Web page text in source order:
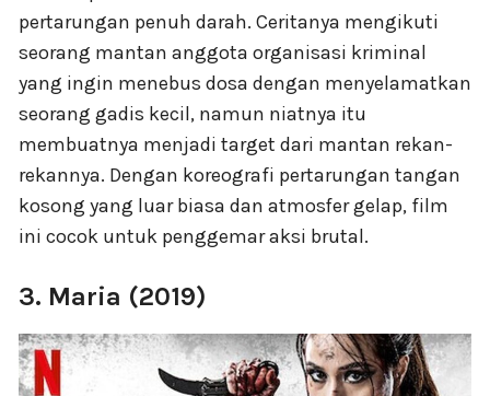
pertarungan penuh darah. Ceritanya mengikuti
seorang mantan anggota organisasi kriminal
yang ingin menebus dosa dengan menyelamatkan
seorang gadis kecil, namun niatnya itu
membuatnya menjadi target dari mantan rekan-
rekannya. Dengan koreografi pertarungan tangan
kosong yang luar biasa dan atmosfer gelap, film
ini cocok untuk penggemar aksi brutal.
3. Maria (2019)